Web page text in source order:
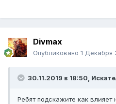
Divmax
Опубликовано 1 Декабря
30.11.2019 в 18:50,
Ребят подскажите как влияет